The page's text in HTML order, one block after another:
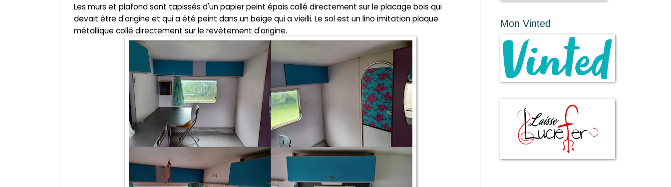
Les murs et plafond sont tapissés d'un papier peint épais collé directement sur le placage bois qui
devait être d'origine et qui a été peint dans un beige qui a vieilli. Le sol est un lino imitation plaque
métallique collé directement sur le revêtement d'origine.
Mon Vinted